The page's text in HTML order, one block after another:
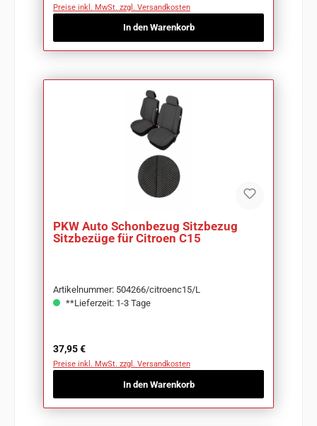
Preise inkl. MwSt. zzgl. Versandkosten
In den Warenkorb
PKW Auto Schonbezug Sitzbezug
Sitzbezüge für Citroen C15
Artikelnummer: 504266/citroenc15/L
**Lieferzeit: 1-3 Tage
Regulärer Preis:
37,95 €
Preise inkl. MwSt. zzgl. Versandkosten
In den Warenkorb